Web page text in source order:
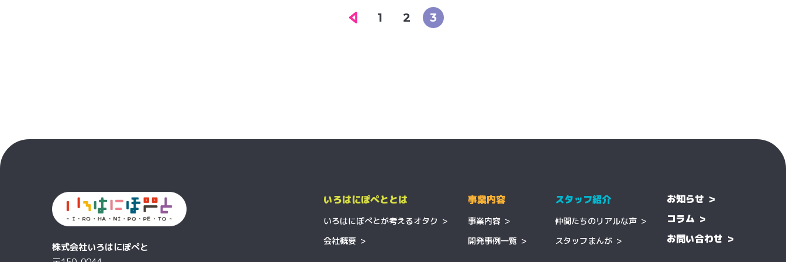
1 2 3
株式会社いろはにぽぺと
いろはにぽぺととは
いろはにぽぺとが考えるオタク
会社概要
事業内容
事業内容
開発事例一覧
スタッフ紹介
仲間たちのリアルな声
スタッフまんが
お知らせ
コラム
お問い合わせ